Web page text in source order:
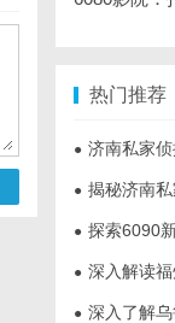
热门推荐
● 济南私家侦探
● 揭秘济南私
● 探索6090新
● 深入解读福州
● 深入了解乌